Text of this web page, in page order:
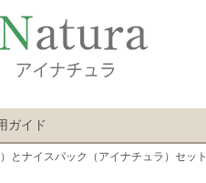
ガイド
とナイスパック（アイナチュラ）セット